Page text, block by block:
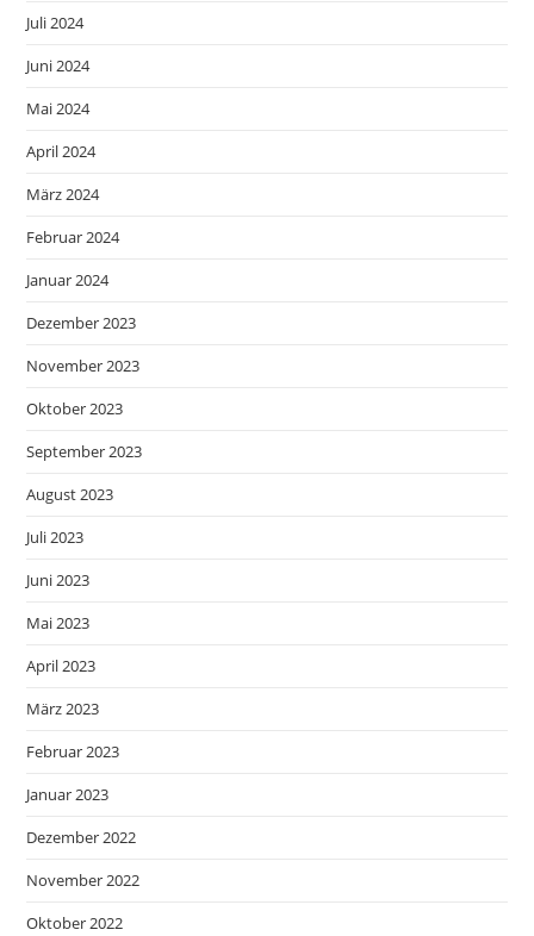
Juli 2024
Juni 2024
Mai 2024
April 2024
März 2024
Februar 2024
Januar 2024
Dezember 2023
November 2023
Oktober 2023
September 2023
August 2023
Juli 2023
Juni 2023
Mai 2023
April 2023
März 2023
Februar 2023
Januar 2023
Dezember 2022
November 2022
Oktober 2022